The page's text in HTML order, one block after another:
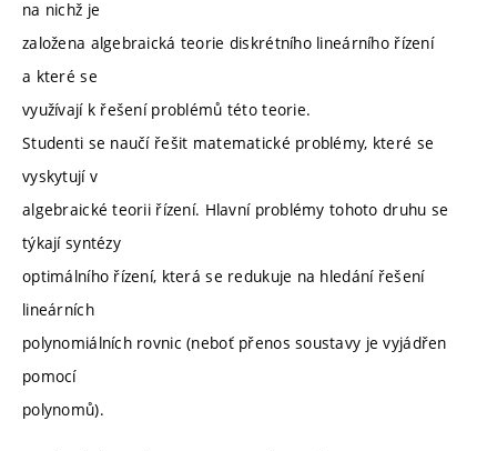
na nichž je
založena algebraická teorie diskrétního lineárního řízení
a které se
využívají k řešení problémů této teorie.
Studenti se naučí řešit matematické problémy, které se
vyskytují v
algebraické teorii řízení. Hlavní problémy tohoto druhu se
týkají syntézy
optimálního řízení, která se redukuje na hledání řešení
lineárních
polynomiálních rovnic (neboť přenos soustavy je vyjádřen
pomocí
polynomů).